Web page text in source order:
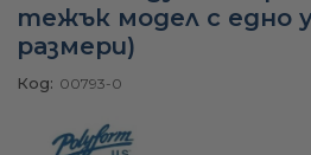
тежък модел с едно
размери)
Код: 00793-0